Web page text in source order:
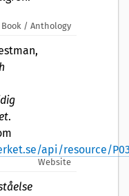
Book / Anthology
.
api/resource/
Website